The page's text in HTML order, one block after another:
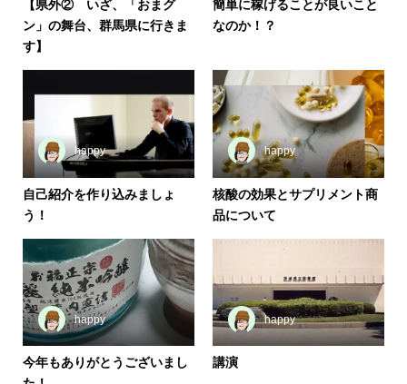
【県外② いざ、「おまグ
ン」の舞台、群馬県に行きま
す】
簡単に稼げることが良いこと
なのか！？
happy
自己紹介を作り込みましょ
う！
happy
核酸の効果とサプリメント商
品について
happy
今年もありがとうございまし
happy
講演